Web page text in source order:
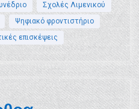
Σχολές Λιμενικού
Ψηφιακό φροντιστήριο
επισκέψεις